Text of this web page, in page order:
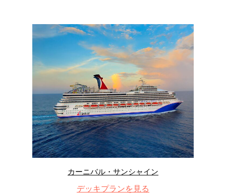
カーニバル・サンシャイン
デッキプランを見る